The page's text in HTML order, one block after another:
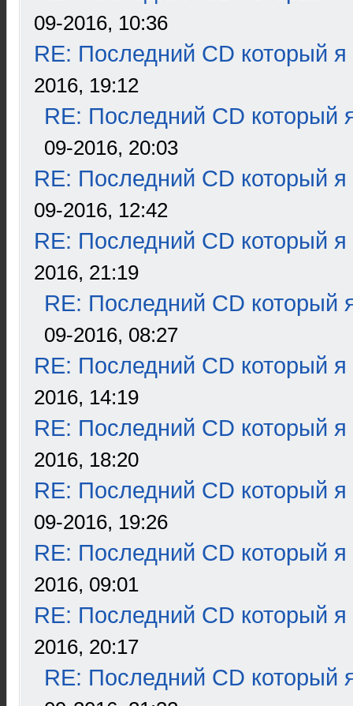
09-2016, 10:36
RE: Последний CD который я
2016, 19:12
RE: Последний CD который
09-2016, 20:03
RE: Последний CD который я
09-2016, 12:42
RE: Последний CD который я
2016, 21:19
RE: Последний CD который
09-2016, 08:27
RE: Последний CD который я
2016, 14:19
RE: Последний CD который я
2016, 18:20
RE: Последний CD который я
09-2016, 19:26
RE: Последний CD который я
2016, 09:01
RE: Последний CD который я
2016, 20:17
RE: Последний CD который